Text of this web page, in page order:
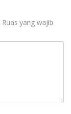
Ruas yang wajib